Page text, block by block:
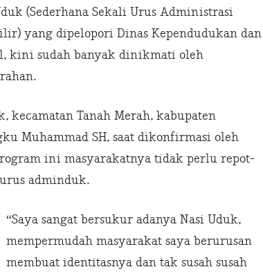
(Sederhana Sekali Urus Administrasi
yang dipelopori Dinas Kependudukan dan
kini sudah banyak dinikmati oleh
kecamatan Tanah Merah, kabupaten
Muhammad SH, saat dikonfirmasi oleh
ini masyarakatnya tidak perlu repot-
adminduk.
“Saya sangat bersukur adanya Nasi Uduk,
mempermudah masyarakat saya berurusan
membuat identitasnya dan tak susah susah